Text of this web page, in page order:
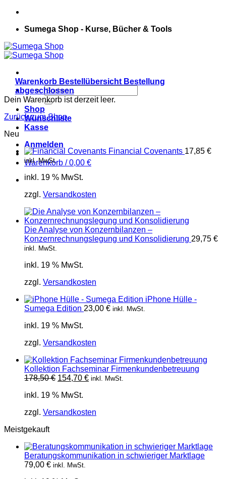
Sumega Shop - Kurse, Bücher & Tools
Suchen
nach:
Shop
Wunschliste
Kasse
Anmelden
Warenkorb /0,00 €
Warenkorb Bestellübersicht Bestellung
abgeschlossen
Dein Warenkorb ist derzeit leer.
Zurück zum Shop
Neu
Financial Covenants 17,85 €
inkl. MwSt.
inkl. 19 % MwSt.
zzgl. Versandkosten
Die Analyse von Konzernbilanzen –
Konzernrechnungslegung und Konsolidierung 29,75 €
inkl. MwSt.
inkl. 19 % MwSt.
zzgl. Versandkosten
iPhone Hülle -
Sumega Edition 23,00 € inkl. MwSt.
inkl. 19 % MwSt.
zzgl. Versandkosten
Kollektion Fachseminar Firmenkundenbetreuung
178,50€ Ursprünglicher
war:
154,70 €Aktueller
inkl. MwSt.
inkl. 19 % MwSt.
zzgl. Versandkosten
Meistgekauft
Beratungskommunikation in schwieriger Marktlage
79,00 € inkl. MwSt.